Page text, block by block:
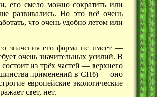
его смело можно сократить или
развивались. Но это всё очень
что очень удобно летом или
значения его форма не имеет —
очень значительных усилий. В
из трёх частей — верхнего
применений в СПб) —оно
европейские экологические
свет, нет.